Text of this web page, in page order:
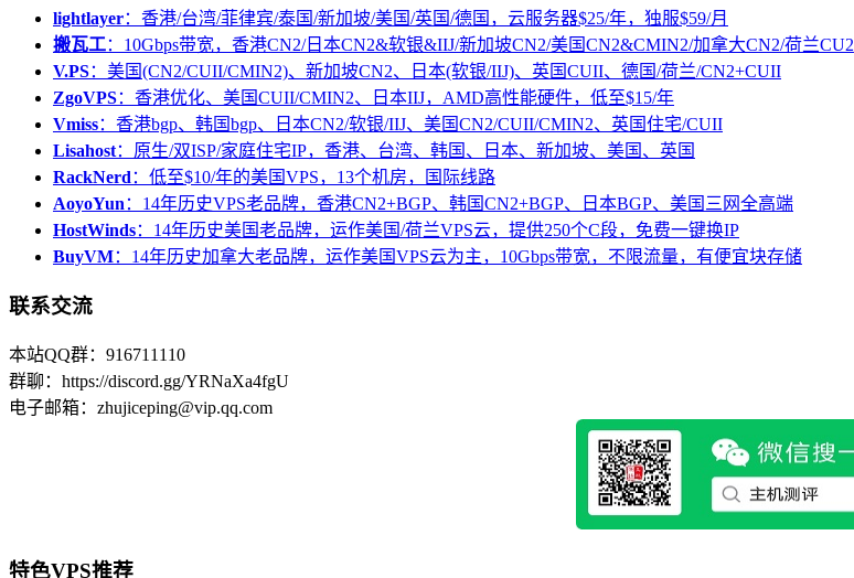
lightlayer：香港/台湾/菲律宾/泰国/新加坡/美国/英国/德国，云服务器$25/年，独服$59/月
搬瓦工：10Gbps带宽，香港CN2/日本CN2&软银&IIJ/新加坡CN2/美国CN2&CMIN2/加拿大CN2/荷兰CU2
V.PS：美国(CN2/CUII/CMIN2)、新加坡CN2、日本(软银/IIJ)、英国CUII、德国/荷兰/CN2+CUII
ZgoVPS：香港优化、美国CUII/CMIN2、日本IIJ，AMD高性能硬件，低至$15/年
Vmiss：香港bgp、韩国bgp、日本CN2/软银/IIJ、美国CN2/CUII/CMIN2、英国住宅/CUII
Lisahost：原生/双ISP/家庭住宅IP，香港、台湾、韩国、日本、新加坡、美国、英国
RackNerd ：低至$10/年的美国VPS，13个机房，国际线路
AoyoYun ：14年历史VPS老品牌，香港CN2+BGP、韩国CN2+BGP、日本BGP、美国三网全高端
HostWinds：14年历史美国老品牌，运作美国/荷兰VPS云，提供250个C段，免费一键换IP
BuyVM：14年历史加拿大老品牌，运作美国VPS云为主，10Gbps带宽，不限流量，有便宜块存储
联系交流
本站QQ群：916711110
群聊：https://discord.gg/YRNaXa4fgU
电子邮箱：zhujiceping@vip.qq.com
特色VPS推荐